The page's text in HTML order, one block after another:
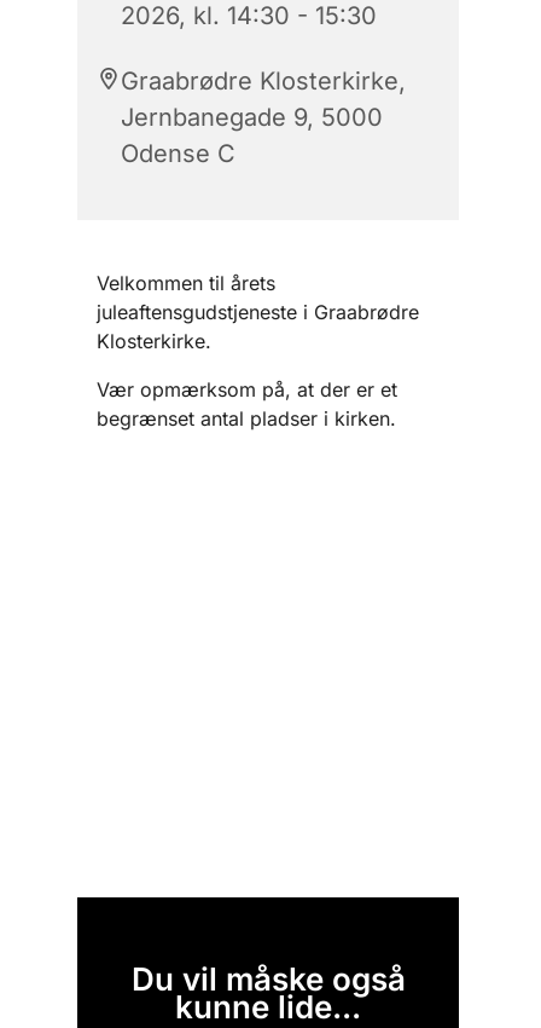
2026, kl. 14:30 - 15:30
Graabrødre Klosterkirke,
Jernbanegade 9, 5000
Odense C
Velkommen til årets
juleaftensgudstjeneste i Graabrødre
Klosterkirke.
Vær opmærksom på, at der er et
begrænset antal pladser i kirken.
Du vil måske også
kunne lide...